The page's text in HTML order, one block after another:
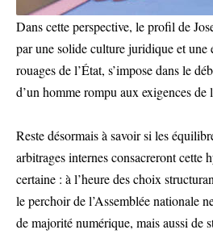
Dans cette perspective, le profil de
par une solide culture juridique et une
rouages de l’État, s’impose dans le
d’un homme rompu aux exigences de
Reste désormais à savoir si les
arbitrages internes consacreront cette
certaine : à l’heure des choix
le perchoir de l’Assemblée nationale
de majorité numérique, mais aussi de